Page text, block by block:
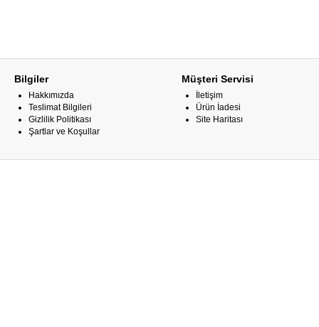
Bilgiler
Hakkımızda
Teslimat Bilgileri
Gizlilik Politikası
Şartlar ve Koşullar
Müşteri Servisi
İletişim
Ürün İadesi
Site Haritası